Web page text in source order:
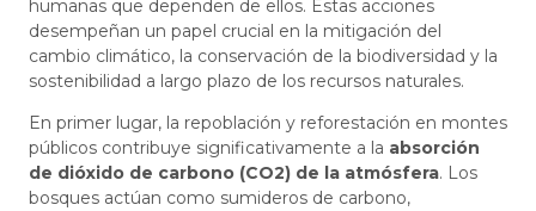
humanas que dependen de ellos. Estas acciones
desempeñan un papel crucial en la mitigación del
cambio climático, la conservación de la biodiversidad y la
sostenibilidad a largo plazo de los recursos naturales.
En primer lugar, la repoblación y reforestación en montes
públicos contribuye significativamente a la absorción
de dióxido de carbono (CO2) de la atmósfera. Los
bosques actúan como sumideros de carbono,